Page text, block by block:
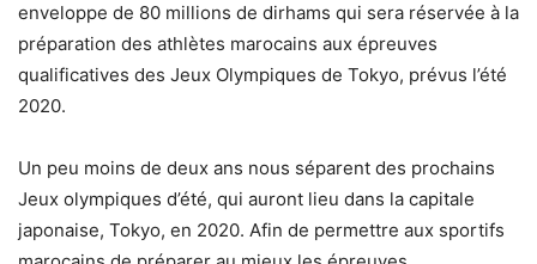
enveloppe de 80 millions de dirhams qui sera réservée à la
préparation des athlètes marocains aux épreuves
qualificatives des Jeux Olympiques de Tokyo, prévus l’été
2020.
Un peu moins de deux ans nous séparent des prochains
Jeux olympiques d’été, qui auront lieu dans la capitale
japonaise, Tokyo, en 2020. Afin de permettre aux sportifs